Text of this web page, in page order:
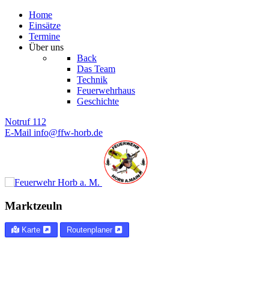
Home
Einsätze
Termine
Über uns
Back
Das Team
Technik
Feuerwehrhaus
Geschichte
Notruf 112
E-Mail info@ffw-horb.de
Marktzeuln
Karte Routenplaner